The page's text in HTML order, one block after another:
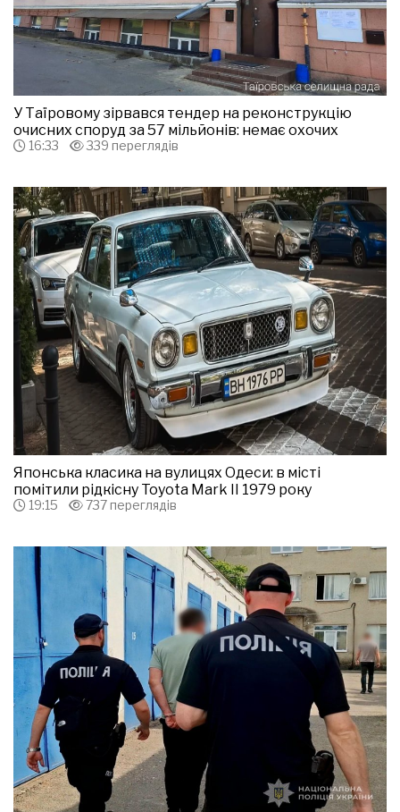
У Таїровому зірвався тендер на реконструкцію
очисних споруд за 57 мільйонів: немає охочих
16:33 339 переглядів
Японська класика на вулицях Одеси: в місті
помітили рідкісну Toyota Mark II 1979 року
19:15 737 переглядів